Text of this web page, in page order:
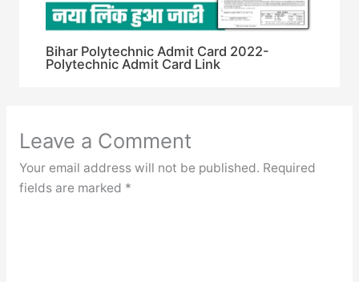
Bihar Polytechnic Admit Card 2022-
Polytechnic Admit Card Link
Leave a Comment
Your email address will not be published. Required
fields are marked *